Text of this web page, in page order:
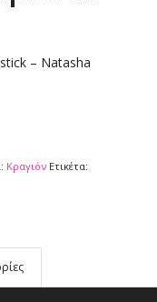
– Natasha
Κραγιόν Ετικέτα: